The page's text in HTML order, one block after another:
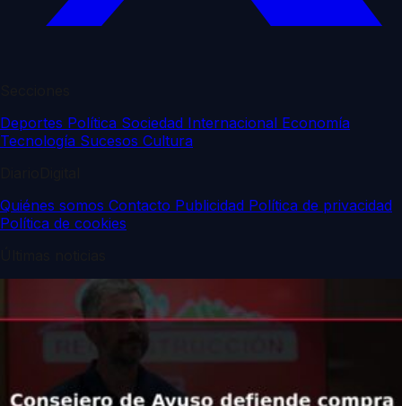
Deportes Política Sociedad Internacional Economía
Tecnología Sucesos Cultura
Quiénes somos Contacto Publicidad Política de privacidad
Política de cookies